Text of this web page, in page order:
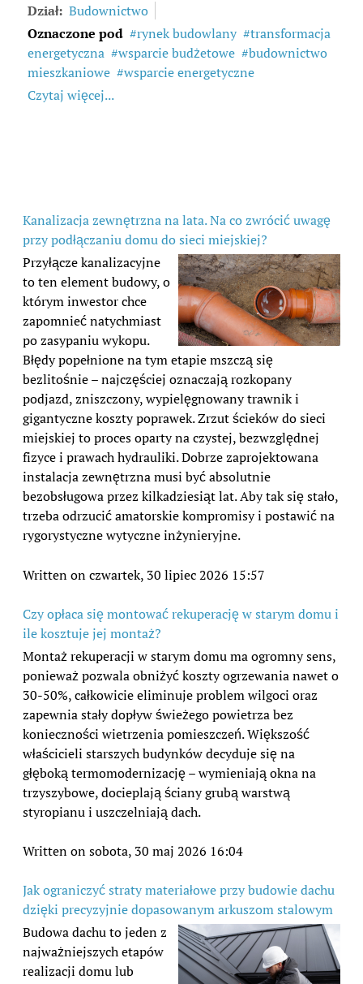
Dział: Budownictwo
Oznaczone pod
rynek budowlany
transformacja
energetyczna
wsparcie budżetowe
budownictwo
mieszkaniowe
wsparcie energetyczne
Czytaj więcej...
Kanalizacja zewnętrzna na lata. Na co zwrócić uwagę
przy podłączaniu domu do sieci miejskiej?
Przyłącze kanalizacyjne
to ten element budowy, o
którym inwestor chce
zapomnieć natychmiast
po zasypaniu wykopu.
Błędy popełnione na tym etapie mszczą się
bezlitośnie – najczęściej oznaczają rozkopany
podjazd, zniszczony, wypielęgnowany trawnik i
gigantyczne koszty poprawek. Zrzut ścieków do sieci
miejskiej to proces oparty na czystej, bezwzględnej
fizyce i prawach hydrauliki. Dobrze zaprojektowana
instalacja zewnętrzna musi być absolutnie
bezobsługowa przez kilkadziesiąt lat. Aby tak się stało,
trzeba odrzucić amatorskie kompromisy i postawić na
rygorystyczne wytyczne inżynieryjne.
Written on czwartek, 30 lipiec 2026 15:57
Czy opłaca się montować rekuperację w starym domu i
ile kosztuje jej montaż?
Montaż rekuperacji w starym domu ma ogromny sens,
ponieważ pozwala obniżyć koszty ogrzewania nawet o
30-50%, całkowicie eliminuje problem wilgoci oraz
zapewnia stały dopływ świeżego powietrza bez
konieczności wietrzenia pomieszczeń. Większość
właścicieli starszych budynków decyduje się na
głęboką termomodernizację – wymieniają okna na
trzyszybowe, docieplają ściany grubą warstwą
styropianu i uszczelniają dach.
Written on sobota, 30 maj 2026 16:04
Jak ograniczyć straty materiałowe przy budowie dachu
dzięki precyzyjnie dopasowanym arkuszom stalowym
Budowa dachu to jeden z
najważniejszych etapów
realizacji domu lub